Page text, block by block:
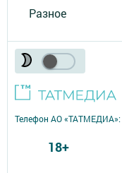
Разное
Телефон АО «ТАТМЕДИА»:
18+